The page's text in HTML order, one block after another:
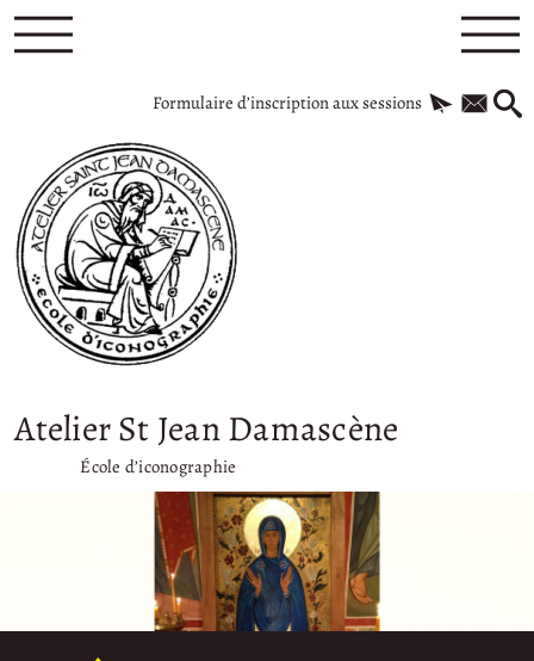
Formulaire d’inscription aux sessions
Atelier St Jean Damascène
École d’iconographie